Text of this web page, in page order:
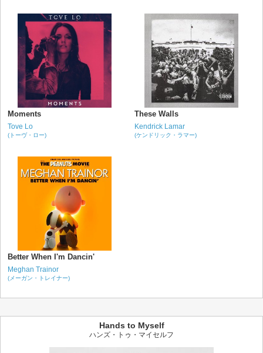
Moments
Tove Lo
(トーヴ・ロー)
These Walls
Kendrick Lamar
(ケンドリック・ラマー)
Better When I'm Dancin'
Meghan Trainor
(メーガン・トレイナー)
Hands to Myself
ハンズ・トゥ・マイセルフ